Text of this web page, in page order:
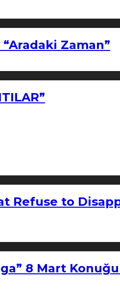
Zaman”
to
8 Mart